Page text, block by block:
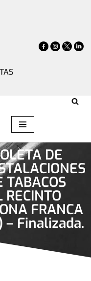
DE
TABACOS
FRANCA
– Finalizada.